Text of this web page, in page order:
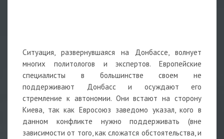
Ситуация, развернувшаяся на Донбассе, волнует
многих политологов и экспертов. Европейские
специалисты в большинстве своем не
поддерживают Донбасс и осуждают его
стремление к автономии. Они встают на сторону
Киева, так как Евросоюз заведомо указал, кого в
данном конфликте нужно поддерживать (вне
зависимости от того, как сложатся обстоятельства, и